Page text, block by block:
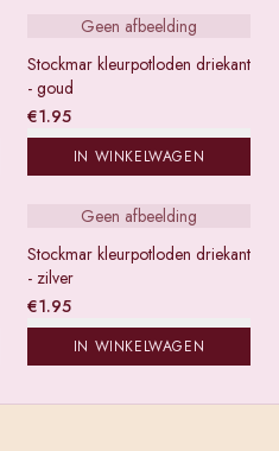
Geen afbeelding
Stockmar kleurpotloden driekant
- goud
€1.95
IN WINKELWAGEN
Geen afbeelding
Stockmar kleurpotloden driekant
- zilver
€1.95
IN WINKELWAGEN